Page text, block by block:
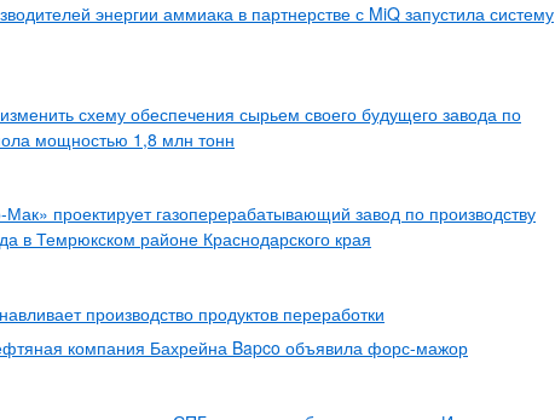
энергии аммиака в партнерстве с MiQ запустила систему
схему обеспечения сырьем своего будущего завода по
мощностью 1,8 млн тонн
проектирует газоперерабатывающий завод по производству
в Темрюкском районе Краснодарского края
производство продуктов переработки
компания Бахрейна Bapco объявила форс-мажор